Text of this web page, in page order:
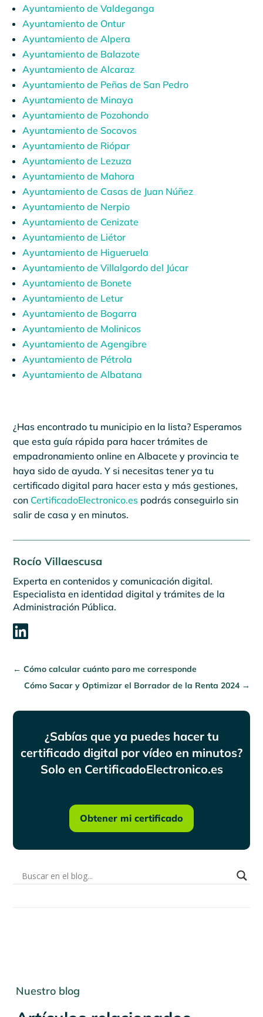
Ayuntamiento de Valdeganga
Ayuntamiento de Ontur
Ayuntamiento de Alpera
Ayuntamiento de Balazote
Ayuntamiento de Alcaraz
Ayuntamiento de Peñas de San Pedro
Ayuntamiento de Minaya
Ayuntamiento de Pozohondo
Ayuntamiento de Socovos
Ayuntamiento de Riópar
Ayuntamiento de Lezuza
Ayuntamiento de Mahora
Ayuntamiento de Casas de Juan Núñez
Ayuntamiento de Nerpio
Ayuntamiento de Cenizate
Ayuntamiento de Liétor
Ayuntamiento de Higueruela
Ayuntamiento de Villalgordo del Júcar
Ayuntamiento de Bonete
Ayuntamiento de Letur
Ayuntamiento de Bogarra
Ayuntamiento de Molinicos
Ayuntamiento de Agengibre
Ayuntamiento de Pétrola
Ayuntamiento de Albatana
¿Has encontrado tu municipio en la lista? Esperamos
que esta guía rápida para hacer trámites de
empadronamiento online en Albacete y provincia te
haya sido de ayuda. Y si necesitas tener ya tu
certificado digital para hacer esta y más gestiones,
con CertificadoElectronico.es podrás conseguirlo sin
salir de casa y en minutos.
Rocío Villaescusa
Experta en contenidos y comunicación digital.
Especialista en identidad digital y trámites de la
Administración Pública.

←Cómo calcular cuánto paro me corresponde
Cómo Sacar y Optimizar el Borrador de la Renta 2024→
¿Sabías que ya puedes hacer tu
certificado digital por vídeo en minutos?
Solo en CertificadoElectronico.es
Obtener mi certificado
Nuestro blog